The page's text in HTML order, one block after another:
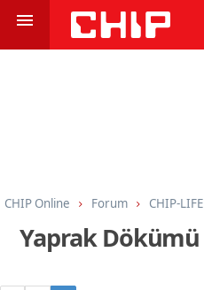
CHIP Online Forum CHIP-LIFE
Yaprak Dökümü